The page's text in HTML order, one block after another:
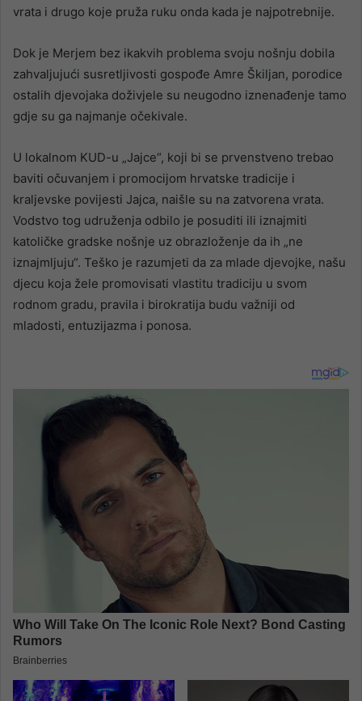
vrata i drugo koje pruža ruku onda kada je najpotrebnije.
Dok je Merjem bez ikakvih problema svoju nošnju dobila
zahvaljujući susretljivosti gospođe Amre Škiljan, porodice
ostalih djevojaka doživjele su neugodno iznenađenje tamo
gdje su ga najmanje očekivale.
U lokalnom KUD-u „Jajce“, koji bi se prvenstveno trebao
baviti očuvanjem i promocijom hrvatske tradicije i
kraljevske povijesti Jajca, naišle su na zatvorena vrata.
Vodstvo tog udruženja odbilo je posuditi ili iznajmiti
katoličke gradske nošnje uz obrazloženje da ih „ne
iznajmljuju“. Teško je razumjeti da za mlade djevojke, našu
djecu koja žele promovisati vlastitu tradiciju u svom
rodnom gradu, pravila i birokratija budu važniji od
mladosti, entuzijazma i ponosa.